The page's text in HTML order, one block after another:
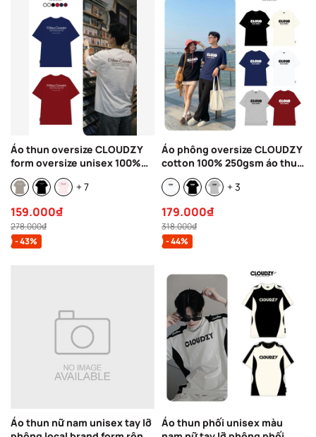
Áo thun oversize CLOUDZY
form oversize unisex 100%
cotton 250GSM áo phông đi
học phong cách streetwear
+ 7
159.000₫
278.000₫
- 43%
Áo phông oversize CLOUDZY
cotton 100% 250gsm áo thun
nam nữ form rộng đồ đôi
unisex local brand basic
+ 3
179.000₫
318.000₫
- 44%
Áo thun nữ nam unisex tay lỡ
Áo thun phối unisex màu